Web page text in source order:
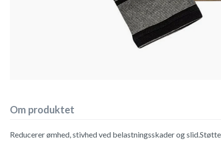
Om produktet
Reducerer ømhed, stivhed ved belastningsskader og